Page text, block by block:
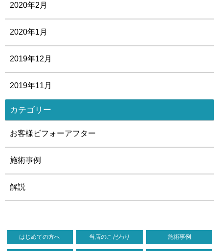
2020年2月
2020年1月
2019年12月
2019年11月
カテゴリー
お客様ビフォーアフター
施術事例
解説
はじめての方へ 当店のこだわり 施術事例